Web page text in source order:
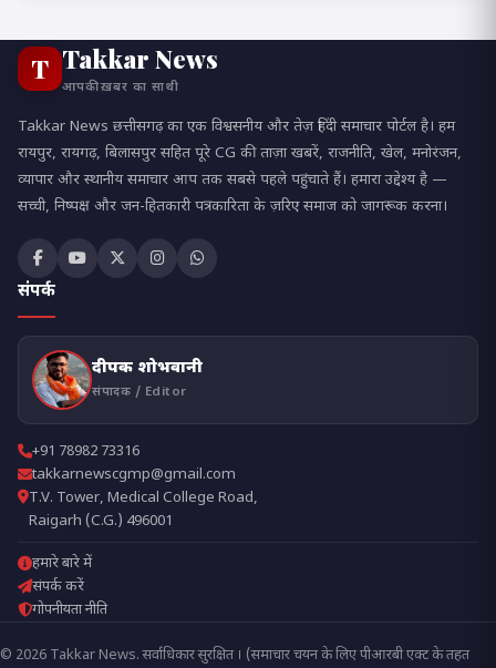
T Takkar News
आपकी ख़बर का साथी
Takkar News छत्तीसगढ़ का एक विश्वसनीय और तेज़ हिंदी समाचार पोर्टल है। हम
रायपुर, रायगढ़, बिलासपुर सहित पूरे CG की ताज़ा खबरें, राजनीति, खेल, मनोरंजन,
व्यापार और स्थानीय समाचार आप तक सबसे पहले पहुंचाते हैं। हमारा उद्देश्य है —
सच्ची, निष्पक्ष और जन-हितकारी पत्रकारिता के ज़रिए समाज को जागरूक करना।
संपर्क
दीपक शोभवानी
संपादक / Editor
+91 78982 73316
takkarnewscgmp@gmail.com
T.V. Tower, Medical College Road,
Raigarh (C.G.) 496001
हमारे बारे में
संपर्क करें
गोपनीयता नीति
© 2026 Takkar News. सर्वाधिकार सुरक्षित । (समाचार चयन के लिए पीआरबी एक्ट के तहत